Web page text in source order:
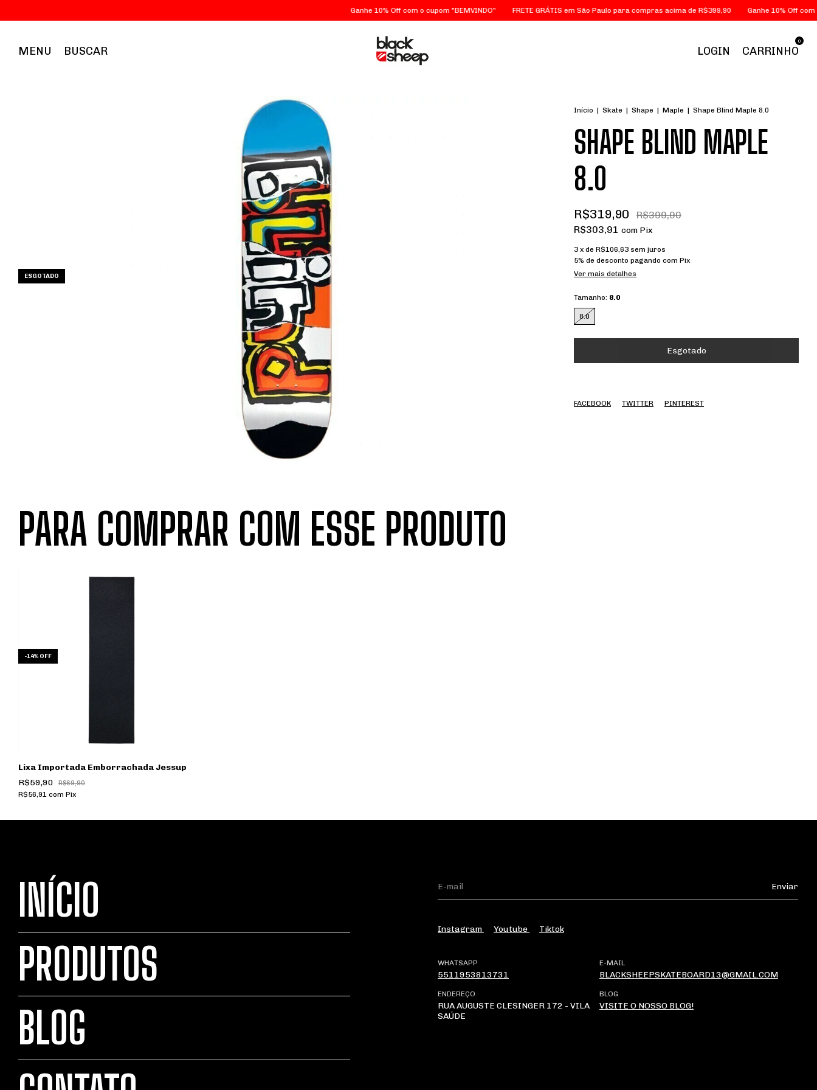
Ganhe 10% Off com o cupom "BEMVINDO" FRETE GRÁTIS em São Paulo para compras acima de R$399,90 Ganhe 10% Off com o cupom
MENU BUSCAR LOGIN CARRINHO
0
ESGOTADO
Início | Skate | Shape | Maple | Shape Blind Maple 8.0
SHAPE BLIND MAPLE
8.0
R$319,90
R$399,90
R$303,91 com Pix
3 x de R$106,63 sem juros
5% de desconto pagando com Pix
Ver mais detalhes
Tamanho: 8.0
8.0
FACEBOOK TWITTER PINTEREST
PARA COMPRAR COM ESSE PRODUTO
-14% OFF
Lixa Importada Emborrachada Jessup
R$59,90
R$69,90
R$56,91 com Pix
INÍCIO
PRODUTOS
BLOG
Instagram Youtube Tiktok
WHATSAPP
5511953813731
E-MAIL
BLACKSHEEPSKATEBOARD13@GMAIL.COM
ENDEREÇO
RUA AUGUSTE CLESINGER 172 - VILA
SAÚDE
BLOG
VISITE O NOSSO BLOG!